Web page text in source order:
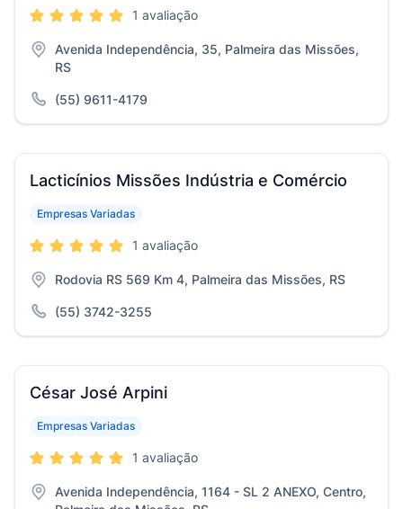
1 avaliação
Avenida Independência, 35, Palmeira das Missões,
RS
(55) 9611-4179
Lacticínios Missões Indústria e Comércio
Empresas Variadas
1 avaliação
Rodovia RS 569 Km 4, Palmeira das Missões, RS
(55) 3742-3255
César José Arpini
Empresas Variadas
1 avaliação
Avenida Independência, 1164 - SL 2 ANEXO, Centro,